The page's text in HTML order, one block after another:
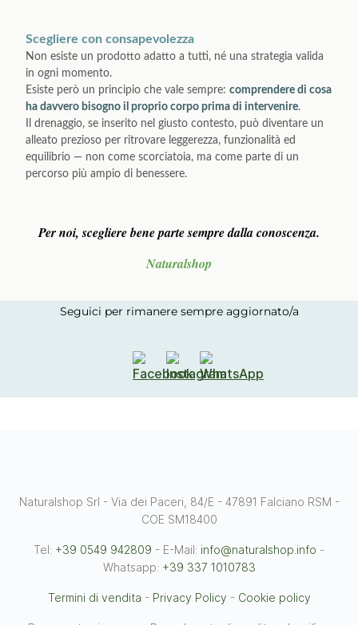
Scegliere con consapevolezza
Non esiste un prodotto adatto a tutti, né una strategia valida
in ogni momento.
Esiste però un principio che vale sempre: comprendere di cosa
ha davvero bisogno il proprio corpo prima di intervenire.
Il drenaggio, se inserito nel giusto contesto, può diventare un
alleato prezioso per ritrovare leggerezza, funzionalità ed
equilibrio — non come scorciatoia, ma come parte di un
percorso più ampio di benessere.
Per noi, scegliere bene parte sempre dalla conoscenza.
Naturalshop
Seguici per rimanere sempre aggiornato/a
Naturalshop Srl - Via dei Paceri, 84/E - 47891 Falciano RSM -
COE SM18400
Tel: +39 0549 942809 - E-Mail: info@naturalshop.info -
Whatsapp: +39 337 1010783
Termini di vendita - Privacy Policy - Cookie policy